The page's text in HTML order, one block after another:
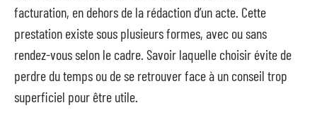
facturation, en dehors de la rédaction d’un acte. Cette
prestation existe sous plusieurs formes, avec ou sans
rendez-vous selon le cadre. Savoir laquelle choisir évite de
perdre du temps ou de se retrouver face à un conseil trop
superficiel pour être utile.